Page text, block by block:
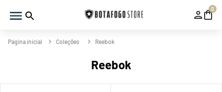
0
Coleções Reebok
Reebok